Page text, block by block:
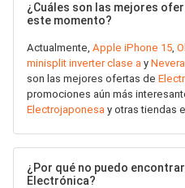
¿Cuáles son las mejores
este momento?
Actualmente, Apple iPhone 15,
minisplit inverter clase a y
son las mejores ofertas de
promociones aún más
Electrojaponesa y otras tiendas
¿Por qué no puedo
Electrónica?